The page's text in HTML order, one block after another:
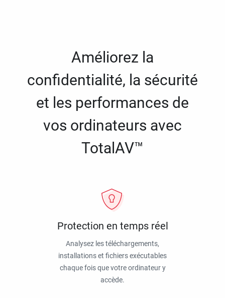
Améliorez la
confidentialité, la sécurité
et les performances de
vos ordinateurs avec
TotalAV™
Protection en temps réel
Analysez les téléchargements,
installations et fichiers exécutables
chaque fois que votre ordinateur y
accède.